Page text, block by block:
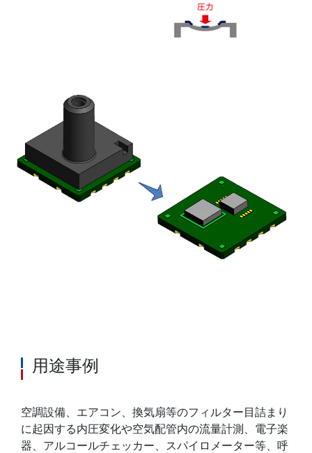
用途事例
空調設備、エアコン、換気扇等のフィルター目詰まり
に起因する内圧変化や空気配管内の流量計測、電子楽
器、アルコールチェッカー、スパイロメーター等、呼